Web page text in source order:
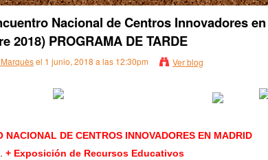
Nacional de Centros Innovadores
2018) PROGRAMA DE TARDE
el 1 junio, 2018 a las 12:30pm Ver blog
NACIONAL DE CENTROS INNOVADORES EN MADRID
. + Exposición de Recursos Educativos